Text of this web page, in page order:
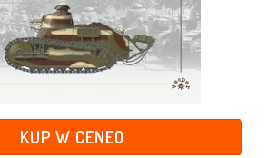
KUP W CENEO